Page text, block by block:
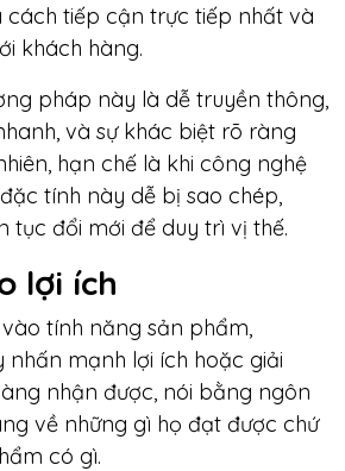
cách tiếp cận trực tiếp nhất và
khách hàng.
pháp này là dễ truyền thông,
và sự khác biệt rõ ràng
hạn chế là khi công nghệ
tính này dễ bị sao chép,
tục đổi mới để duy trì vị thế.
lợi ích
tính năng sản phẩm,
mạnh lợi ích hoặc giải
nhận được, nói bằng ngôn
về những gì họ đạt được chứ
có gì.